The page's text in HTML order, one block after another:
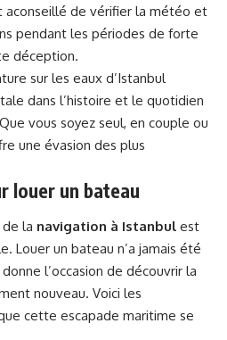
aconseillé de vérifier la météo et
pendant les périodes de forte
déception.
sur les eaux d’Istanbul
dans l’histoire et le quotidien
vous soyez seul, en couple ou
une évasion des plus
louer un bateau
de la navigation à Istanbul est
Louer un bateau n’a jamais été
l’occasion de découvrir la
nouveau. Voici les
cette escapade maritime se